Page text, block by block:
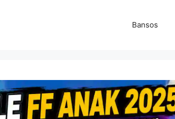
Bansos